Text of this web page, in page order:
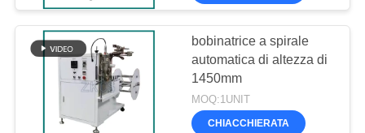
bobinatrice a spirale
automatica di altezza di
1450mm
MOQ:1UNIT
CHIACCHIERATA